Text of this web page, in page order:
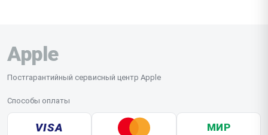
Apple
Постгарантийный сервисный центр Apple
Способы оплаты
VISA МИР